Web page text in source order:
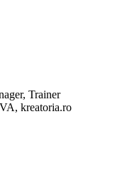
Trainer
kreatoria.ro